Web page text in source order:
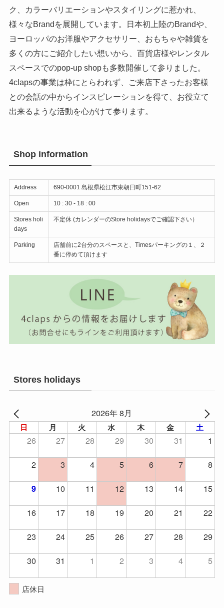
ク、カラーバリエーションやスタイリングに惹かれ、
様々なBrandを展開しています。日本初上陸のBrandや、
ヨーロッパのお洋服やアクセサリー、おもちゃや雑貨を
多くの方にご紹介したい想いから、百貨店様やレンタル
スペースでのpop-up shopも多数開催して参りました。
4clapsの事業は枠にとらわれず、ご来店下さったお客様
との会話の中からインスピレーションを得て、お役立て
出来るような活動を心がけて参ります。
Shop information
Address 690-0001 島根県松江市東朝日町151-62
Open 10 : 30 - 18 : 00
Stores holi
days
不定休 (カレンダーのStore holidaysでご確認下さい）
Parking
店舗前に2台分のスペースと、Timesパーキングの１、２
番に停めて頂けます
Stores holidays
2026年 8月
日 月 火 水 木 金 土
26 27 28 29 30 31
1
2
3 4 5 6 7 8
9 10 11 12 13 14
15
16
17 18 19 20 21
22
23
24 25 26 27 28
29
30
31 1 2 3 4 5
店休日